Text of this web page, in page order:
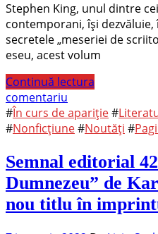
Stephen King, unul dintre
contemporani, își
secretele „meseriei de
eseu, acest volum
Continuă lectura
comentariu
#În curs de apariție#
#Nonficțiune#Noutăți #
Semnal editorial
Dumnezeu” de
nou titlu în